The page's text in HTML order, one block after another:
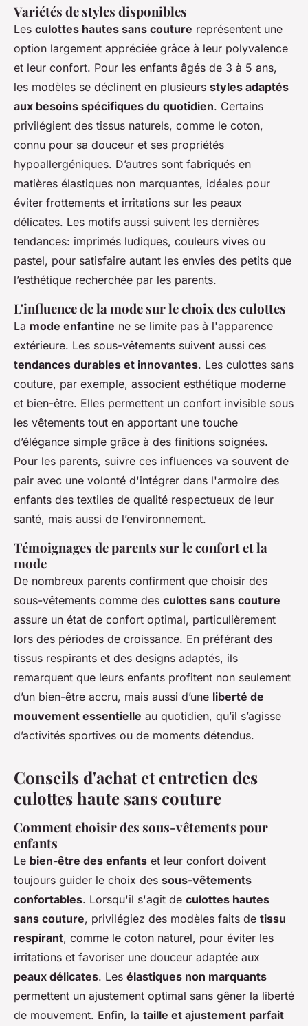
Variétés de styles disponibles
Les culottes hautes sans couture représentent une
option largement appréciée grâce à leur polyvalence
et leur confort. Pour les enfants âgés de 3 à 5 ans,
les modèles se déclinent en plusieurs styles adaptés
aux besoins spécifiques du quotidien. Certains
privilégient des tissus naturels, comme le coton,
connu pour sa douceur et ses propriétés
hypoallergéniques. D’autres sont fabriqués en
matières élastiques non marquantes, idéales pour
éviter frottements et irritations sur les peaux
délicates. Les motifs aussi suivent les dernières
tendances: imprimés ludiques, couleurs vives ou
pastel, pour satisfaire autant les envies des petits que
l’esthétique recherchée par les parents.
L'influence de la mode sur le choix des culottes
La mode enfantine ne se limite pas à l'apparence
extérieure. Les sous-vêtements suivent aussi ces
tendances durables et innovantes. Les culottes sans
couture, par exemple, associent esthétique moderne
et bien-être. Elles permettent un confort invisible sous
les vêtements tout en apportant une touche
d’élégance simple grâce à des finitions soignées.
Pour les parents, suivre ces influences va souvent de
pair avec une volonté d'intégrer dans l'armoire des
enfants des textiles de qualité respectueux de leur
santé, mais aussi de l’environnement.
Témoignages de parents sur le confort et la
mode
De nombreux parents confirment que choisir des
sous-vêtements comme des culottes sans couture
assure un état de confort optimal, particulièrement
lors des périodes de croissance. En préférant des
tissus respirants et des designs adaptés, ils
remarquent que leurs enfants profitent non seulement
d’un bien-être accru, mais aussi d’une liberté de
mouvement essentielle au quotidien, qu’il s’agisse
d’activités sportives ou de moments détendus.
Conseils d'achat et entretien des
culottes haute sans couture
Comment choisir des sous-vêtements pour
enfants
Le bien-être des enfants et leur confort doivent
toujours guider le choix des sous-vêtements
confortables. Lorsqu'il s'agit de culottes hautes
sans couture, privilégiez des modèles faits de tissu
respirant, comme le coton naturel, pour éviter les
irritations et favoriser une douceur adaptée aux
peaux délicates. Les élastiques non marquants
permettent un ajustement optimal sans gêner la liberté
de mouvement. Enfin, la taille et ajustement parfait